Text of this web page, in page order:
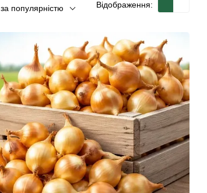
за популярністю Відображення: